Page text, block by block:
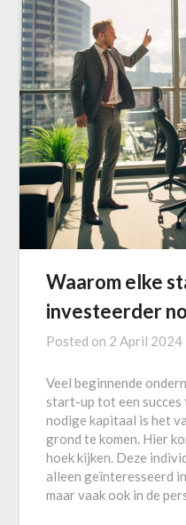
Waarom elke
investeerder
Posted on 2 April 2024
Veel beginnende
start-up tot een succes
nodige kapitaal is het
grond te komen. Hier
hoek kijken. Deze
alleen geïnteresseerd
maar vaak ook in de